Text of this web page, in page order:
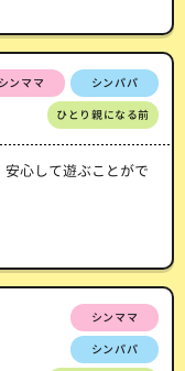
シンママ シンパパ
ひとり親になる前
心して遊ぶことがで
シンママ
シンパパ